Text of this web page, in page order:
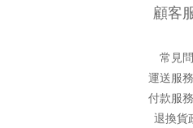
顧客
常見
運送服
付款服
退換貨